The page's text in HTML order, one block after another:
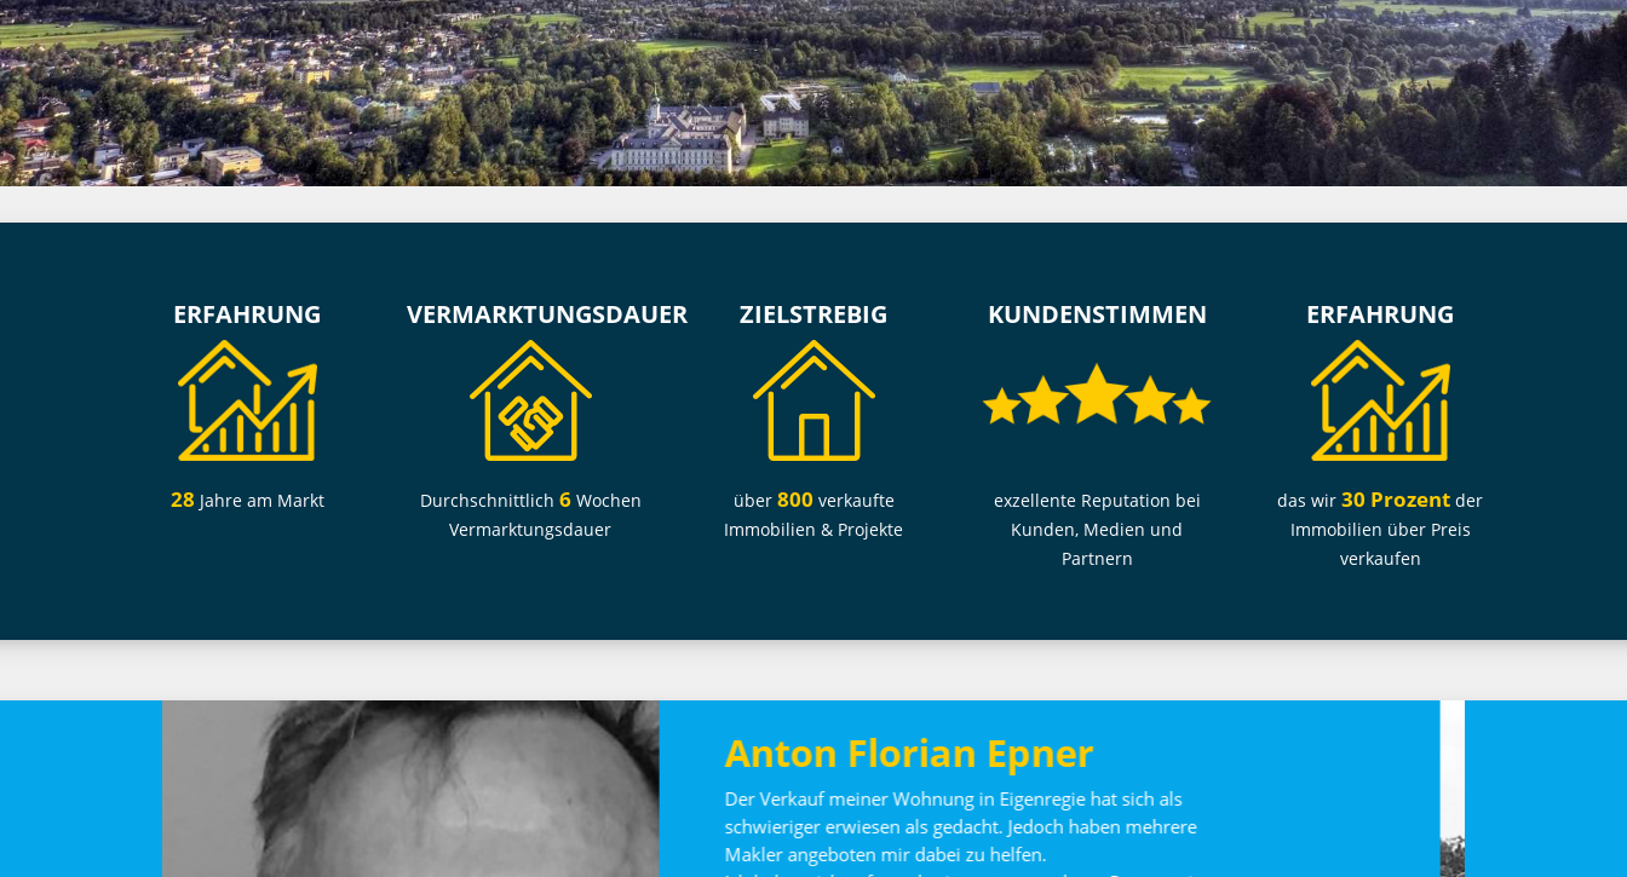
ERFAHRUNG
28 Jahre am Markt
VERMARKTUNGSDAUER
Durchschnittlich 6Wochen
Vermarktungsdauer
ZIELSTREBIG
über 800 verkaufte
Immobilien & Projekte
KUNDENSTIMMEN
exzellente Reputation bei
Kunden, Medien und
Partnern
ERFAHRUNG
das wir 30 Prozent der
Immobilien über Preis
verkaufen